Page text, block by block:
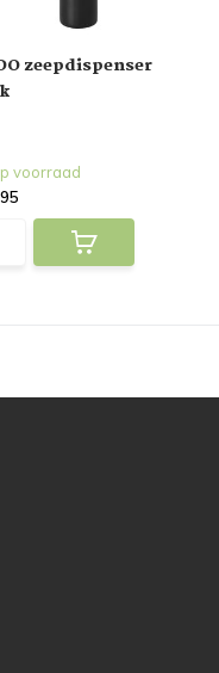
zeepdispenser
voorraad